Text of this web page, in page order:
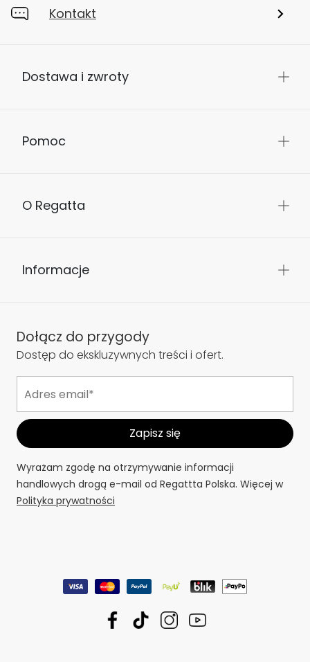
Kontakt
Dostawa i zwroty
Pomoc
O Regatta
Informacje
Dołącz do przygody
Dostęp do ekskluzywnych treści i ofert.
Wyrażam zgodę na otrzymywanie informacji
handlowych drogą e-mail od Regattta Polska. Więcej w
Polityka prywatności